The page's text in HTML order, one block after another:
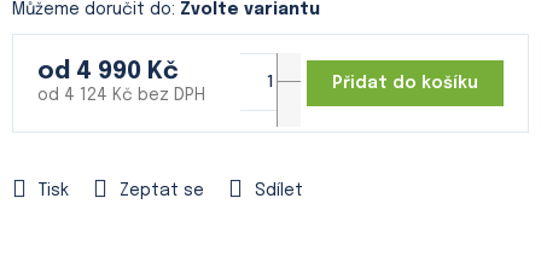
Tisk Zeptat se Sdílet
Můžeme doručit do: Zvolte variantu
od 4 990 Kč
od 4 124 Kč bez DPH
Přidat do košíku